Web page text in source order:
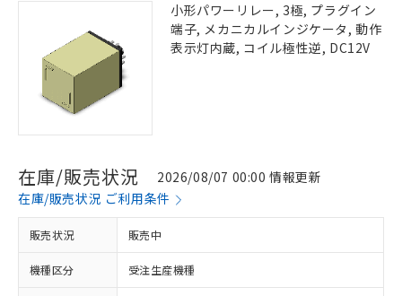
小形パワーリレー, 3極, プラグイン
端子, メカニカルインジケータ, 動作
表示灯内蔵, コイル極性逆, DC12V
在庫/販売状況
2026/08/07 00:00 情報更新
在庫/販売状況 ご利用条件
販売状況 販売中
機種区分 受注生産機種